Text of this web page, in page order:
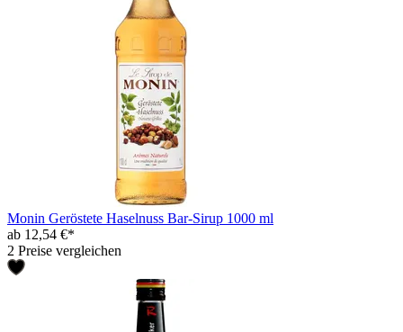
Monin Geröstete Haselnuss Bar-Sirup 1000 ml
ab 12,54 €*
2 Preise vergleichen